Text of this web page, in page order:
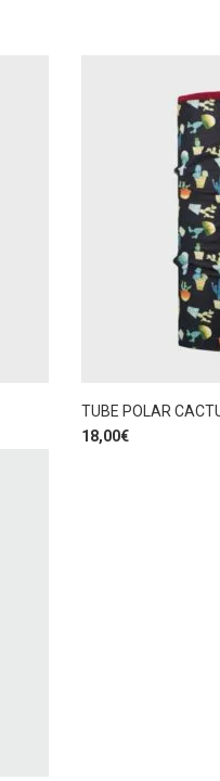
TUBE POLAR
18,00€